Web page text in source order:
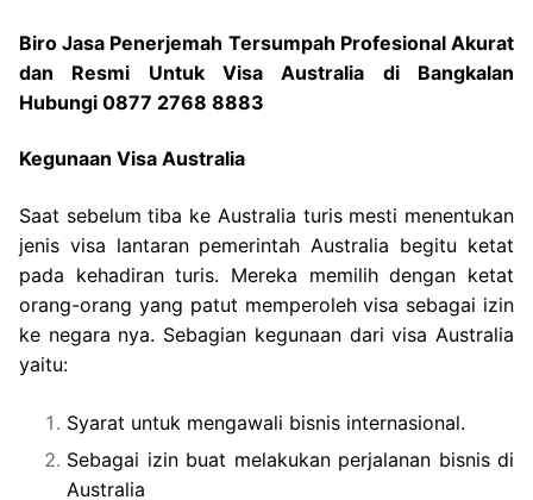
Biro Jasa Penerjemah Tersumpah Profesional Akurat
dan Resmi Untuk Visa Australia di Bangkalan
Hubungi 0877 2768 8883
Kegunaan Visa Australia
Saat sebelum tiba ke Australia turis mesti menentukan
jenis visa lantaran pemerintah Australia begitu ketat
pada kehadiran turis. Mereka memilih dengan ketat
orang-orang yang patut memperoleh visa sebagai izin
ke negara nya. Sebagian kegunaan dari visa Australia
yaitu:
Syarat untuk mengawali bisnis internasional.
Sebagai izin buat melakukan perjalanan bisnis di
Australia